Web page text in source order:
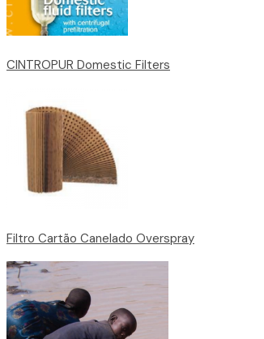
CINTROPUR Domestic Filters
Filtro Cartão Canelado Overspray